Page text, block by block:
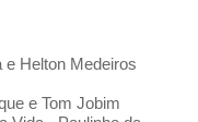
e Helton Medeiros
e Tom Jobim